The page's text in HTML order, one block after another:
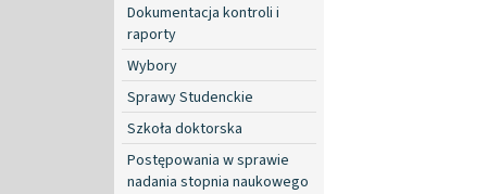
Dokumentacja kontroli i
raporty
Wybory
Sprawy Studenckie
Szkoła doktorska
Postępowania w sprawie
nadania stopnia naukowego